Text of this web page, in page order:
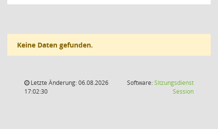
Keine Daten gefunden.
Letzte Änderung: 06.08.2026
17:02:30
Software:Sitzungsdienst
Session(Wird in